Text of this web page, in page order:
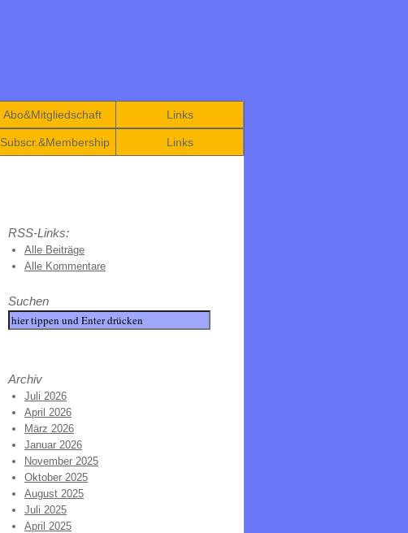
Abo&Mitgliedschaft Links
Subscr.&Membership Links
RSS-Links:
Alle Beiträge
Alle Kommentare
Suchen
Archiv
Juli 2026
April 2026
März 2026
Januar 2026
November 2025
Oktober 2025
August 2025
Juli 2025
April 2025